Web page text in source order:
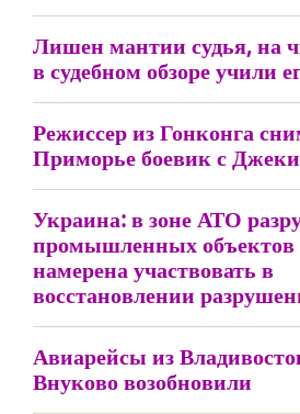
Лишен мантии судья, на
в судебном обзоре учили
Режиссер из Гонконга
Приморье боевик с
Украина: в зоне АТО
промышленных объектов
намерена участвовать в
восстановлении
Авиарейсы из
Внуково возобновили